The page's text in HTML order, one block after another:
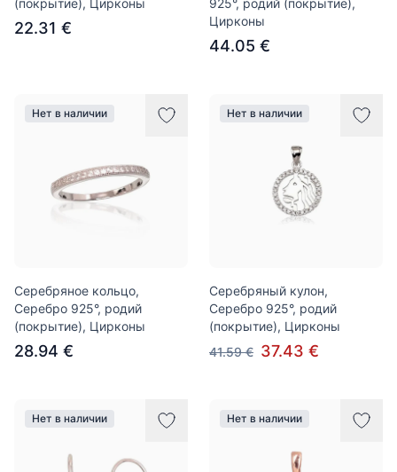
(покрытие), Цирконы
22.31 €
925°, родий (покрытие),
Цирконы
44.05 €
Нет в наличии
Серебряное кольцо,
Серебро 925°, родий
(покрытие), Цирконы
28.94 €
Нет в наличии
Серебряный кулон,
Серебро 925°, родий
(покрытие), Цирконы
41.59 € 37.43 €
Нет в наличии Нет в наличии